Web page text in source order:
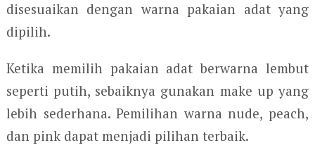
disesuaikan dengan warna pakaian adat yang
dipilih.
Ketika memilih pakaian adat berwarna lembut
seperti putih, sebaiknya gunakan make up yang
lebih sederhana. Pemilihan warna nude, peach,
dan pink dapat menjadi pilihan terbaik.